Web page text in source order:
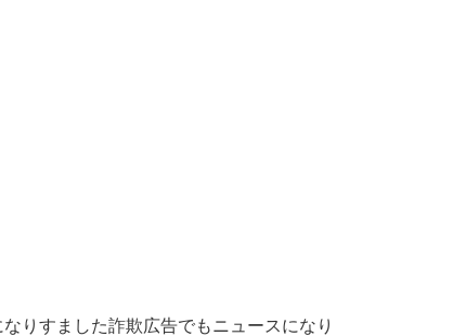
りすました詐欺広告でもニュースになり